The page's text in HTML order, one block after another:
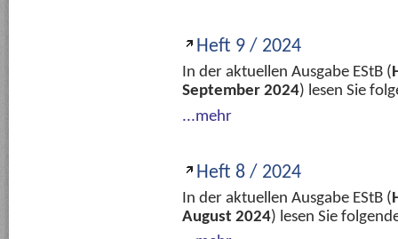
Heft 9 / 2024
In der aktuellen Ausgabe EStB (
September 2024) lesen Sie
...mehr
Heft 8 / 2024
In der aktuellen Ausgabe EStB (
August 2024) lesen Sie